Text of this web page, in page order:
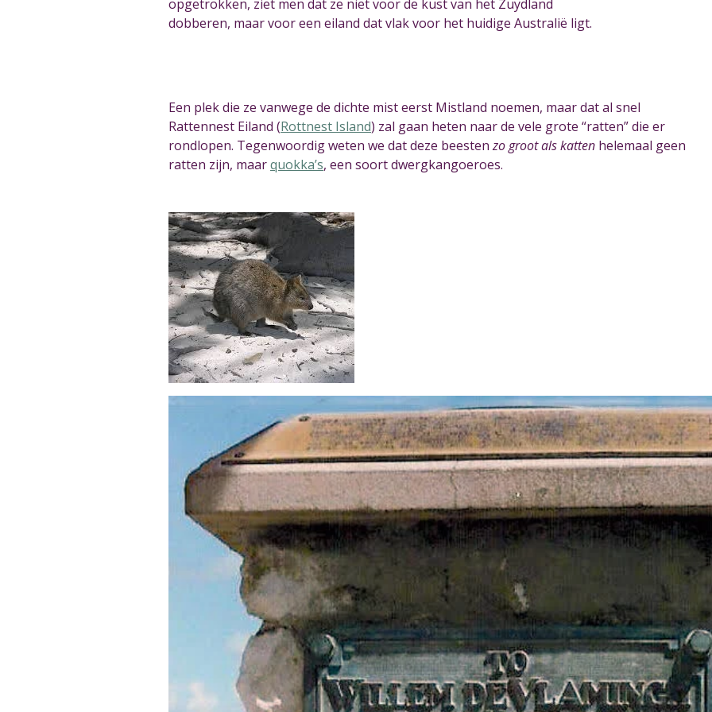
opgetrokken, ziet men dat ze niet voor de kust van het Zuydland
dobberen, maar voor een eiland dat vlak voor het huidige Australië ligt.
Een plek die ze vanwege de dichte mist eerst Mistland noemen, maar dat al snel
Rattennest Eiland (Rottnest Island) zal gaan heten naar de vele grote “ratten” die er
rondlopen. Tegenwoordig weten we dat deze beestenzo groot als katten helemaal geen
ratten zijn, maarquokka’s, een soort dwergkangoeroes.